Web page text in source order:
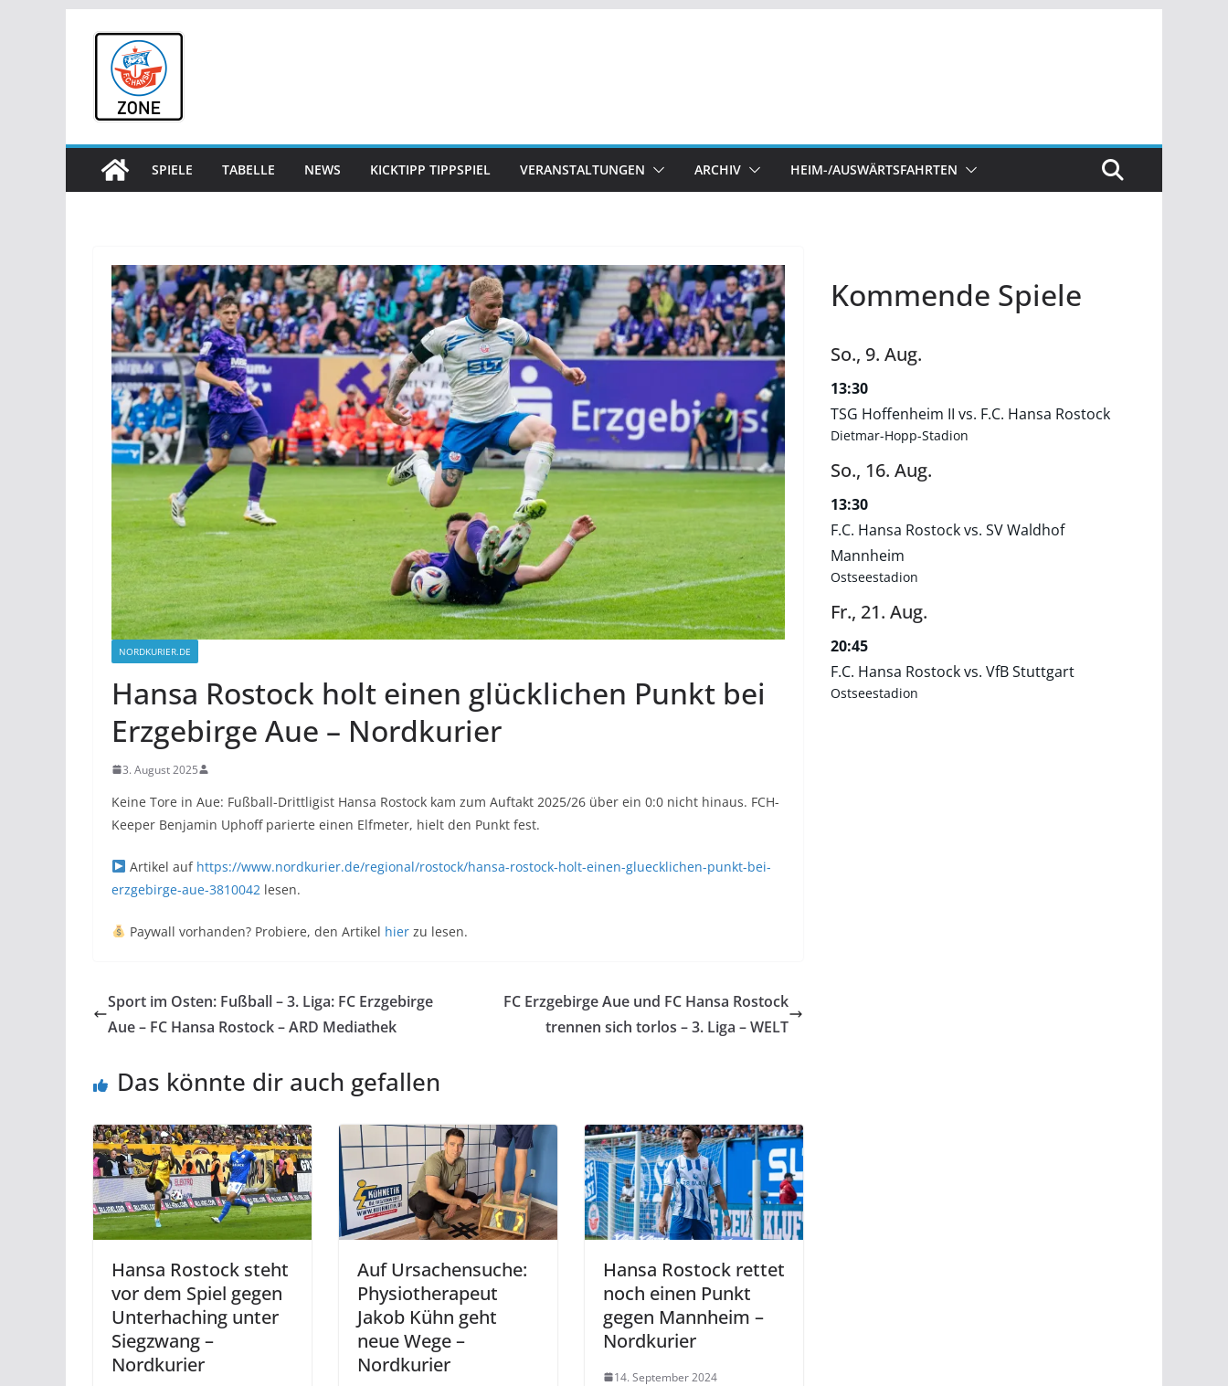
springen
SPIELE TABELLE NEWS KICKTIPP TIPPSPIEL VERANSTALTUNGEN ARCHIV HEIM-/AUSWÄRTSFAHRTEN
NORDKURIER.DE
Hansa Rostock holt einen glücklichen Punkt bei
Erzgebirge Aue – Nordkurier
3. August 2025
Keine Tore in Aue: Fußball-Drittligist Hansa Rostock kam zum Auftakt 2025/26 über ein 0:0 nicht hinaus. FCH-
Keeper Benjamin Uphoff parierte einen Elfmeter, hielt den Punkt fest.
Artikel auf https://www.nordkurier.de/regional/rostock/hansa-rostock-holt-einen-gluecklichen-punkt-bei-
erzgebirge-aue-3810042 lesen.
Paywall vorhanden? Probiere, den Artikel hierzu lesen.
Sport im Osten: Fußball – 3. Liga: FC Erzgebirge
Aue – FC Hansa Rostock – ARD Mediathek
FC Erzgebirge Aue und FC Hansa Rostock
trennen sich torlos – 3. Liga – WELT
Das könnte dir auch gefallen
Hansa Rostock steht
vor dem Spiel gegen
Unterhaching unter
Siegzwang –
Nordkurier
Auf Ursachensuche:
Physiotherapeut
Jakob Kühn geht
neue Wege –
Nordkurier
Hansa Rostock rettet
noch einen Punkt
gegen Mannheim –
Nordkurier
14. September 2024
Kommende Spiele
So., 9. Aug.
13:30
TSG Hoffenheim II vs. F.C. Hansa Rostock
Dietmar-Hopp-Stadion
So., 16. Aug.
13:30
F.C. Hansa Rostock vs. SV Waldhof
Mannheim
Ostseestadion
Fr., 21. Aug.
20:45
F.C. Hansa Rostock vs. VfB Stuttgart
Ostseestadion